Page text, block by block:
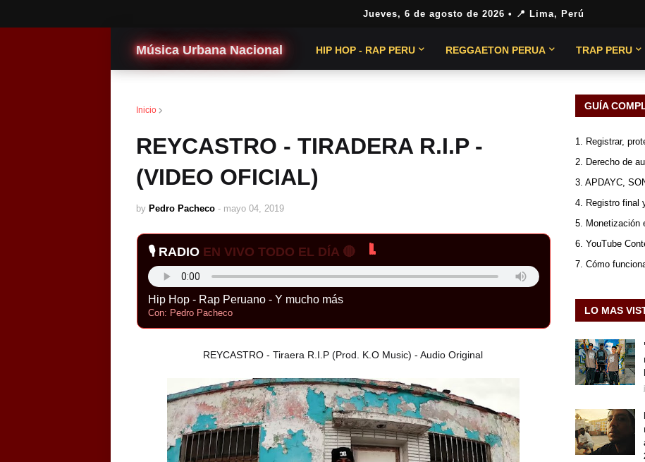
Jueves, 6 de agosto de 2026 • 📍 Lima, Perú
Música Urbana Nacional HIP HOP - RAP PERU REGGAETON PERUA TRAP PERU
Inicio
REYCASTRO - TIRADERA R.I.P -
(VIDEO OFICIAL)
by Pedro Pacheco - mayo 04, 2019
🎙️ RADIO EN VIVO TODO EL DÍA 🔴
Hip Hop - Rap Peruano - Y mucho más
Con: Pedro Pacheco
REYCASTRO - Tiraera R.I.P (Prod. K.O Music) - Audio Original
GUÍA
1. Registrar,
2. Derecho de
3. APDAYC,
4. Registro final
5. Monetización
6. YouTube
7. Cómo
LO MAS